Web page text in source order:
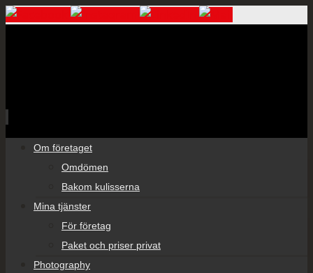
Om företaget
Omdömen
Bakom kulisserna
Mina tjänster
För företag
Paket och priser privat
Photography